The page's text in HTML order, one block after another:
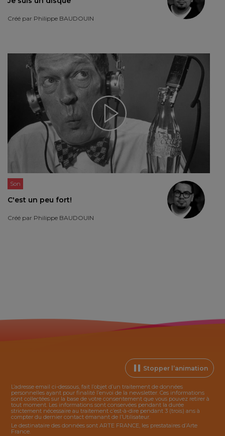
Créé par Philippe BAUDOUIN
Son
C'est un peu fort!
Créé par Philippe BAUDOUIN
Stopper l’animation
L’adresse email ci-dessous, fait l’objet d’un traitement de données
personnelles ayant pour finalité l’envoi de la newsletter. Ces informations
sont collectées sur la base de votre consentement que vous pouvez retirer à
tout moment. Les informations sont conservées pendant la durée
strictement nécessaire au traitement c’est-à-dire pendant 3 (trois) ans à
compter du dernier contact émanant de l’Utilisateur.
Le destinataire des données sont ARTE FRANCE, les prestataires d’Arte
France.